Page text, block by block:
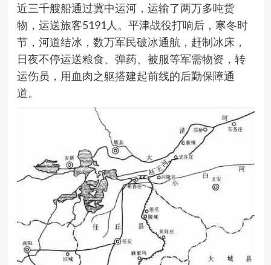
近三千艘船通过冀中运河，运输了两万多吨货
物，运送旅客5191人。平津战役打响后，寒冬时
节，河道结冰，数万军民破冰通航，赶制冰床，
日夜不停运送粮食、弹药、被服等军需物资，转
运伤员，用血肉之躯搭建起前线的后勤保障通
道。